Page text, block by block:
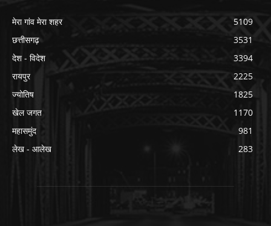
मेरा गांव मेरा शहर
5109
छत्तीसगढ़
3531
देश - विदेश
3394
रायपुर
2225
ज्योतिष
1825
खेल जगत
1170
महासमुंद
981
लेख - आलेख
283